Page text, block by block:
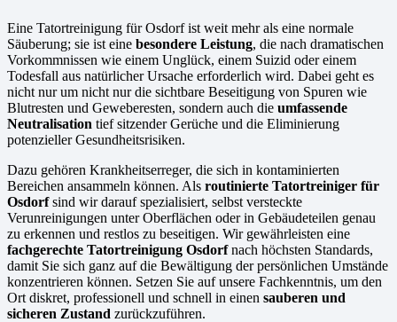
Eine Tatortreinigung für Osdorf ist weit mehr als eine normale
Säuberung; sie ist eine besondere Leistung, die nach dramatischen
Vorkommnissen wie einem Unglück, einem Suizid oder einem
Todesfall aus natürlicher Ursache erforderlich wird. Dabei geht es
nicht nur um nicht nur die sichtbare Beseitigung von Spuren wie
Blutresten und Geweberesten, sondern auch die umfassende
Neutralisation tief sitzender Gerüche und die Eliminierung
potenzieller Gesundheitsrisiken.
Dazu gehören Krankheitserreger, die sich in kontaminierten
Bereichen ansammeln können. Als routinierte Tatortreiniger für
Osdorfsind wir darauf spezialisiert, selbst versteckte
Verunreinigungen unter Oberflächen oder in Gebäudeteilen genau
zu erkennen und restlos zu beseitigen. Wir gewährleisten eine
fachgerechte Tatortreinigung Osdorfnach höchsten Standards,
damit Sie sich ganz auf die Bewältigung der persönlichen Umstände
konzentrieren können. Setzen Sie auf unsere Fachkenntnis, um den
Ort diskret, professionell und schnell in einen sauberen und
sicheren Zustand zurückzuführen.